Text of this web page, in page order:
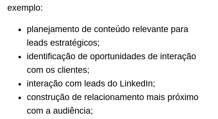
exemplo:
planejamento de conteúdo relevante para
leads estratégicos;
identificação de oportunidades de interação
com os clientes;
interação com leads do LinkedIn;
construção de relacionamento mais próximo
com a audiência;